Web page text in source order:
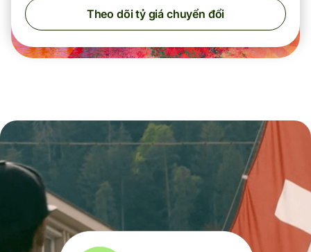
Theo dõi tỷ giá chuyển đổi